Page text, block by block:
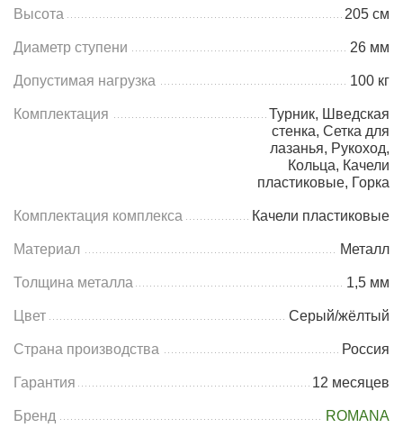
Высота 205 см
Диаметр ступени 26 мм
Допустимая нагрузка 100 кг
Комплектация
Турник, Шведская
стенка, Сетка для
лазанья, Рукоход,
Кольца, Качели
пластиковые, Горка
Комплектация комплекса Качели пластиковые
Материал Металл
Толщина металла 1,5 мм
Цвет Серый/жёлтый
Страна производства Россия
Гарантия 12 месяцев
Бренд ROMANA